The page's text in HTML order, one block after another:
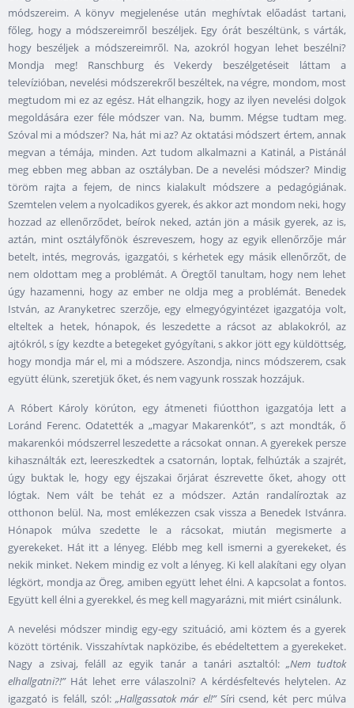
módszereim. A könyv megjelenése után meghívtak előadást tartani,
főleg, hogy a módszereimről beszéljek. Egy órát beszéltünk, s várták,
hogy beszéljek a módszereimről. Na, azokról hogyan lehet beszélni?
Mondja meg! Ranschburg és Vekerdy beszélgetéseit láttam a
televízióban, nevelési módszerekről beszéltek, na végre, mondom, most
megtudom mi ez az egész. Hát elhangzik, hogy az ilyen nevelési dolgok
megoldására ezer féle módszer van. Na, bumm. Mégse tudtam meg.
Szóval mi a módszer? Na, hát mi az? Az oktatási módszert értem, annak
megvan a témája, minden. Azt tudom alkalmazni a Katinál, a Pistánál
meg ebben meg abban az osztályban. De a nevelési módszer? Mindig
töröm rajta a fejem, de nincs kialakult módszere a pedagógiának.
Szemtelen velem a nyolcadikos gyerek, és akkor azt mondom neki, hogy
hozzad az ellenőrződet, beírok neked, aztán jön a másik gyerek, az is,
aztán, mint osztályfőnök észreveszem, hogy az egyik ellenőrzője már
betelt, intés, megrovás, igazgatói, s kérhetek egy másik ellenőrzőt, de
nem oldottam meg a problémát. A Öregtől tanultam, hogy nem lehet
úgy hazamenni, hogy az ember ne oldja meg a problémát. Benedek
István, az Aranyketrec szerzője, egy elmegyógyintézet igazgatója volt,
elteltek a hetek, hónapok, és leszedette a rácsot az ablakokról, az
ajtókról, s így kezdte a betegeket gyógyítani, s akkor jött egy küldöttség,
hogy mondja már el, mi a módszere. Aszondja, nincs módszerem, csak
együtt élünk, szeretjük őket, és nem vagyunk rosszak hozzájuk.
A Róbert Károly körúton, egy átmeneti fiúotthon igazgatója lett a
Loránd Ferenc. Odatették a „magyar Makarenkót”, s azt mondták, ő
makarenkói módszerrel leszedette a rácsokat onnan. A gyerekek persze
kihasználták ezt, leereszkedtek a csatornán, loptak, felhúzták a szajrét,
úgy buktak le, hogy egy éjszakai őrjárat észrevette őket, ahogy ott
lógtak. Nem vált be tehát ez a módszer. Aztán randalíroztak az
otthonon belül. Na, most emlékezzen csak vissza a Benedek Istvánra.
Hónapok múlva szedette le a rácsokat, miután megismerte a
gyerekeket. Hát itt a lényeg. Elébb meg kell ismerni a gyerekeket, és
nekik minket. Nekem mindig ez volt a lényeg. Ki kell alakítani egy olyan
légkört, mondja az Öreg, amiben együtt lehet élni. A kapcsolat a fontos.
Együtt kell élni a gyerekkel, és meg kell magyarázni, mit miért csinálunk.
A nevelési módszer mindig egy-egy szituáció, ami köztem és a gyerek
között történik. Visszahívtak napközibe, és ebédeltettem a gyerekeket.
Nagy a zsivaj, feláll az egyik tanár a tanári asztaltól: „Nem tudtok
elhallgatni?!”Hát lehet erre válaszolni? A kérdésfeltevés helytelen. Az
igazgató is feláll, szól:„Hallgassatok már el!”Síri csend, két perc múlva